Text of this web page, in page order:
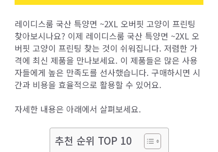
레이디스룸 국산 특양면 ~2XL 오버핏 고양이 프린팅
찾아보시나요? 이제 레이디스룸 국산 특양면 ~2XL 오
버핏 고양이 프린팅 찾는 것이 쉬워집니다. 저렴한 가
격에 최신 제품을 만나보세요. 이 제품들은 많은 사용
자들에게 높은 만족도를 선사했습니다. 구매하시면 시
간과 비용을 효율적으로 활용할 수 있어요.
자세한 내용은 아래에서 살펴보세요.
추천 순위 TOP 10